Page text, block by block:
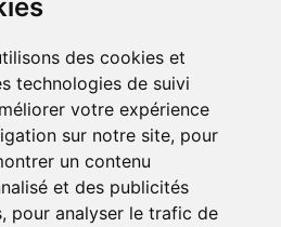
des cookies et
technologies de suivi
votre expérience
sur notre site, pour
un contenu
et des publicités
pour analyser le trafic de